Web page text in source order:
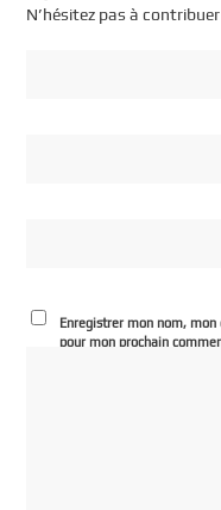
N’hésitez pas à contribuer
Enregistrer mon nom,
pour mon prochain